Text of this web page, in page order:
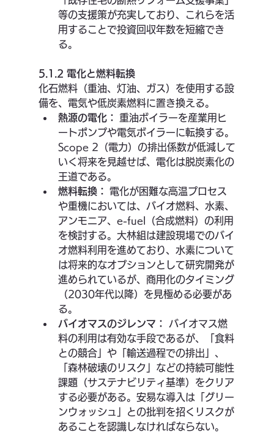
等の支援策が充実しており、これらを活
用することで投資回収年数を短縮でき
る。
5.1.2 電化と燃料転換
化石燃料（重油、灯油、ガス）を使用する設
備を、電気や低炭素燃料に置き換える。
熱源の電化：
重油ボイラーを産業用ヒ
ートポンプや電気ボイラーに転換する。
Scope 2（電力）の排出係数が低減して
いく将来を見越せば、電化は脱炭素化の
王道である。
燃料転換：
電化が困難な高温プロセス
や重機においては、バイオ燃料、水素、
アンモニア、e-fuel（合成燃料）の利用
を検討する。大林組は建設現場でのバイ
オ燃料利用を進めており、水素について
は将来的なオプションとして研究開発が
進められているが、商用化のタイミング
（2030年代以降）を見極める必要があ
る。
バイオマスのジレンマ：
バイオマス燃
料の利用は有効な手段であるが、「食料
との競合」や「輸送過程での排出」、
「森林破壊のリスク」などの持続可能性
課題（サステナビリティ基準）をクリア
する必要がある。安易な導入は「グリー
ンウォッシュ」との批判を招くリスクが
あることを認識しなければならない。